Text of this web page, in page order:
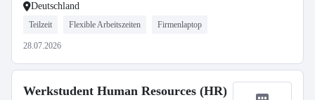
Deutschland
Teilzeit Flexible Arbeitszeiten Firmenlaptop
28.07.2026
Werkstudent Human Resources (HR)